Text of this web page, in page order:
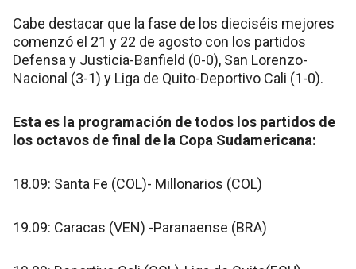
Cabe destacar que la fase de los dieciséis mejores
comenzó el 21 y 22 de agosto con los partidos
Defensa y Justicia-Banfield (0-0), San Lorenzo-
Nacional (3-1) y Liga de Quito-Deportivo Cali (1-0).
Esta es la programación de todos los partidos de
los octavos de final de la Copa Sudamericana:
18.09: Santa Fe (COL)- Millonarios (COL)
19.09: Caracas (VEN) -Paranaense (BRA)